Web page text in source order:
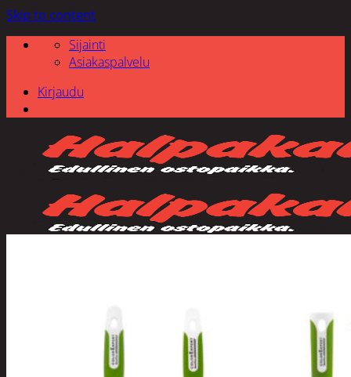
Skip to content
Sijainti
Asiakaspalvelu
Kirjaudu
Tuotevalikoima